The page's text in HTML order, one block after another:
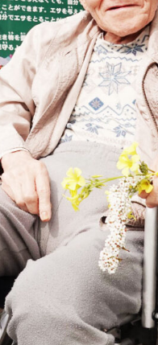
ホーム
事業案内
施設・事業所
講座案内
お知らせ
採用情報